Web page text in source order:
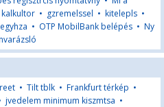
• gzremelssel • kitelepls •
• OTP MobilBank belépés • Ny
• Tilt tblk • Frankfurt térkép •
jvedelem minimum kiszmtsa •